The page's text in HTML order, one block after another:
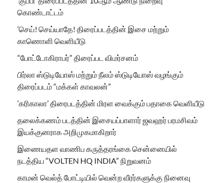
கொண்டாட்டம்
‘செய்! செய்யாதே! திரைப்படத்தின் இசை மற்றும்
காணொளி வெளியீடு
“போட்டோகிராபர்” திரைப்பட விமர்சனம்
பிர்லா ஸ்டுடியோஸ் மற்றும் நீலம் ஸ்டுடியோஸ் வழங்கும்
திரைப்படம் “மக்கள் காவலன்”
‘கரிகாலா’ திரைபடத்தின் மிரள வைக்கும் பதாகை வெளியீடு
தலைக்கணம் படத்தின் இசையப்பாளார் ஜவஹர் பரமசிவம்
இயக்குனராக அறிமுகமாகிறார்
இணையதள வாணிப கருத்தரங்கை சென்னையில்
நடத்திய “VOLTEN HQ INDIA” நிறுவனம்
காமன் வெல்த் போட்டியில் வென்ற வீரர்களுக்கு நினைவு